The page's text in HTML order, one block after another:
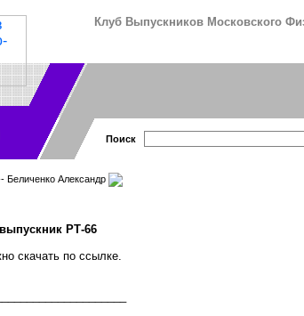
Клуб Выпускников Московского
Поиск
Беличенко Александр
РТ-66
скачать по ссылке.